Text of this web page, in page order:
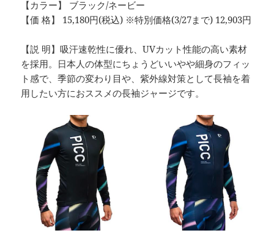
【カラー】 ブラック/ネービー
【価 格】 15,180円(税込) ※特別価格(3/27まで) 12,903円
【説 明】吸汗速乾性に優れ、UVカット性能の高い素材
を採用。日本人の体型にちょうどいいやや細身のフィッ
ト感で、季節の変わり目や、紫外線対策として長袖を着
用したい方におススメの長袖ジャージです。